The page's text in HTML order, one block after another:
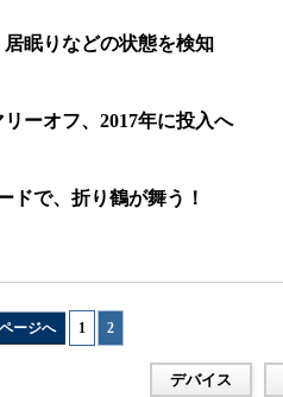
眠りなどの状態を検知
ーオフ、2017年に投入へ
ドで、折り鶴が舞う！
ージへ 1 2
デバイス